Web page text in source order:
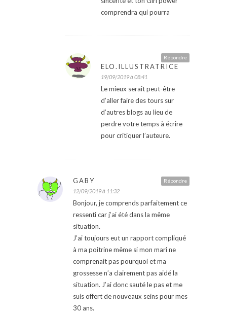
comprendra qui pourra
Répondre
ELO.ILLUSTRATRICE
19/09/2019 à 08:41
Le mieux serait peut-être
d’aller faire des tours sur
d’autres blogs au lieu de
perdre votre temps à écrire
pour critiquer l’auteure.
Répondre
GABY
12/09/2019 à 11:32
Bonjour, je comprends parfaitement ce
ressenti car j’ai été dans la même
situation.
J’ai toujours eut un rapport compliqué
à ma poitrine même si mon mari ne
comprenait pas pourquoi et ma
grossesse n’a clairement pas aidé la
situation. J’ai donc sauté le pas et me
suis offert de nouveaux seins pour mes
30 ans.